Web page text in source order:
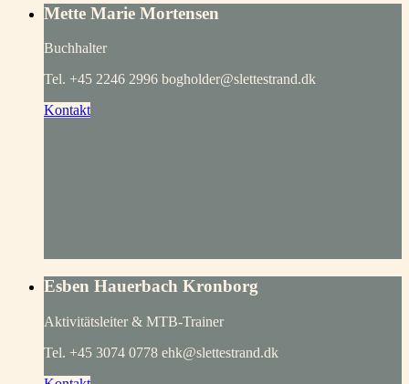
Mette Marie Mortensen
Buchhalter
Tel. +45 2246 2996 bogholder@slettestrand.dk
Kontakt
Esben Hauerbach Kronborg
Aktivitätsleiter & MTB-Trainer
Tel. +45 3074 0778 ehk@slettestrand.dk